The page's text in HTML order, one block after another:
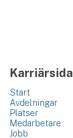
Karriärsida
Start
Avdelningar
Platser
Medarbetare
Jobb